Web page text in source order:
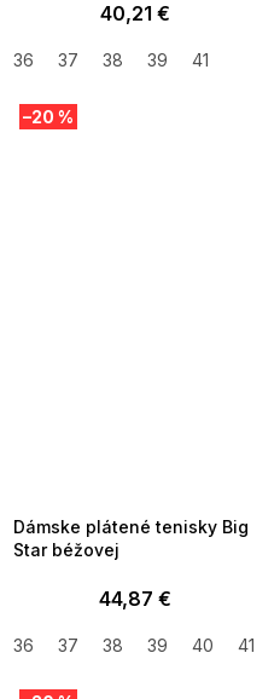
40,21 €
36 37 38 39 41
–20 %
Dámske plátené tenisky Big
Star béžovej
44,87 €
36 37 38 39 40 41